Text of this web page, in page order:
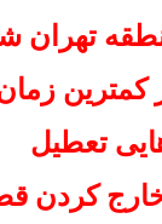
تهران
کمترین
تعطیل
خارج کردن